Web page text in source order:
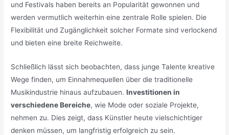
und Festivals haben bereits an Popularität gewonnen und
werden vermutlich weiterhin eine zentrale Rolle spielen. Die
Flexibilität und Zugänglichkeit solcher Formate sind verlockend
und bieten eine breite Reichweite.
Schließlich lässt sich beobachten, dass junge Talente kreative
Wege finden, um Einnahmequellen über die traditionelle
Musikindustrie hinaus aufzubauen.Investitionen in
verschiedene Bereiche, wie Mode oder soziale Projekte,
nehmen zu. Dies zeigt, dass Künstler heute vielschichtiger
denken müssen, um langfristig erfolgreich zu sein.